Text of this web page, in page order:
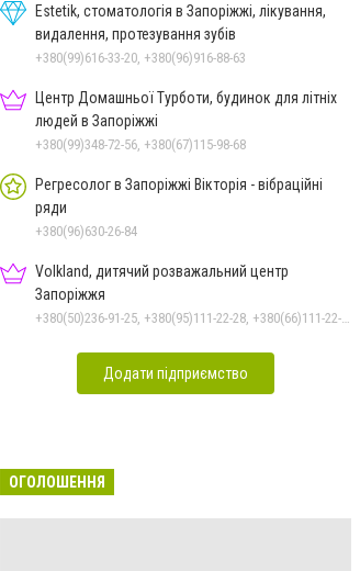
Estetik, стоматологія в Запоріжжі, лікування,
видалення, протезування зубів
+380(99)616-33-20, +380(96)916-88-63
Центр Домашньої Турботи, будинок для літніх
людей в Запоріжжі
+380(99)348-72-56, +380(67)115-98-68
Регресолог в Запоріжжі Вікторія - вібраційні
ряди
+380(96)630-26-84
Volkland, дитячий розважальний центр
Запоріжжя
Додати підприємство
ОГОЛОШЕННЯ